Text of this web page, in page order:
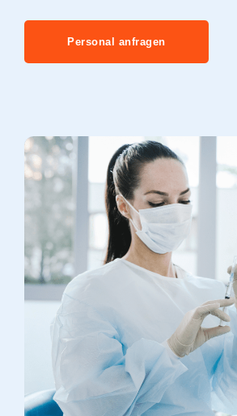
Personal anfragen